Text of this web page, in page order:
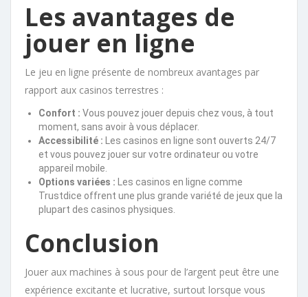
Les avantages de
jouer en ligne
Le jeu en ligne présente de nombreux avantages par
rapport aux casinos terrestres :
Confort : Vous pouvez jouer depuis chez vous, à tout
moment, sans avoir à vous déplacer.
Accessibilité : Les casinos en ligne sont ouverts 24/7
et vous pouvez jouer sur votre ordinateur ou votre
appareil mobile.
Options variées : Les casinos en ligne comme
Trustdice offrent une plus grande variété de jeux que la
plupart des casinos physiques.
Conclusion
Jouer aux machines à sous pour de l’argent peut être une
expérience excitante et lucrative, surtout lorsque vous